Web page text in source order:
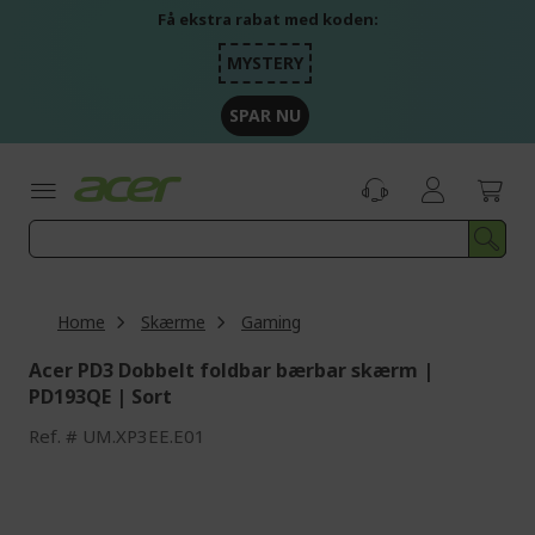
Få ekstra rabat med koden:
MYSTERY
SPAR NU
Home Skærme Gaming
Acer PD3 Dobbelt foldbar bærbar skærm |
PD193QE | Sort
Ref. UM.XP3EE.E01